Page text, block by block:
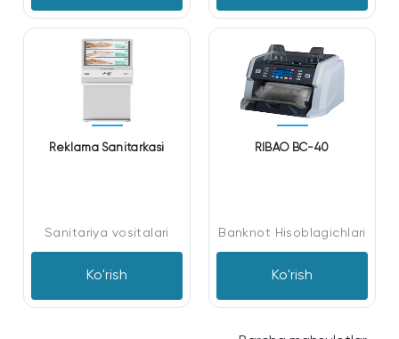
Reklama Sanitarkasi
Sanitariya vositalari
Ko'rish
RIBAO BC-40
Banknot Hisoblagichlari
Ko'rish